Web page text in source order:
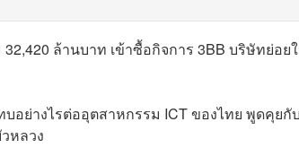
ล้านบาท เข้าซื้อกิจการ 3BB บริษัทย่อย
อย่างไรต่ออุตสาหกรรม ICT ของไทย พูดคุยกั
หลวง